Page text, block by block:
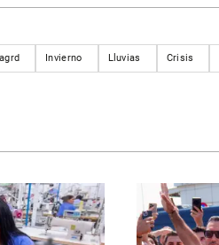
Invierno Lluvias Crisis